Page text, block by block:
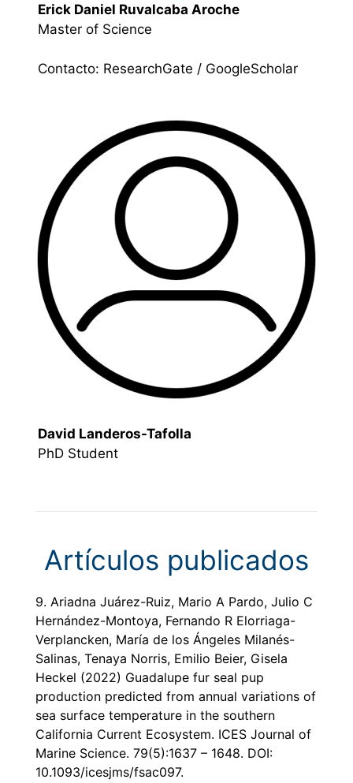
Erick Daniel Ruvalcaba Aroche
Master of Science
Contacto: ResearchGate / GoogleScholar
David Landeros-Tafolla
PhD Student
Artículos publicados
9. Ariadna Juárez-Ruiz, Mario A Pardo, Julio C
Hernández-Montoya, Fernando R Elorriaga-
Verplancken, María de los Ángeles Milanés-
Salinas, Tenaya Norris, Emilio Beier, Gisela
Heckel (2022) Guadalupe fur seal pup
production predicted from annual variations of
sea surface temperature in the southern
California Current Ecosystem. ICES Journal of
Marine Science. 79(5):1637 – 1648. DOI:
10.1093/icesjms/fsac097.